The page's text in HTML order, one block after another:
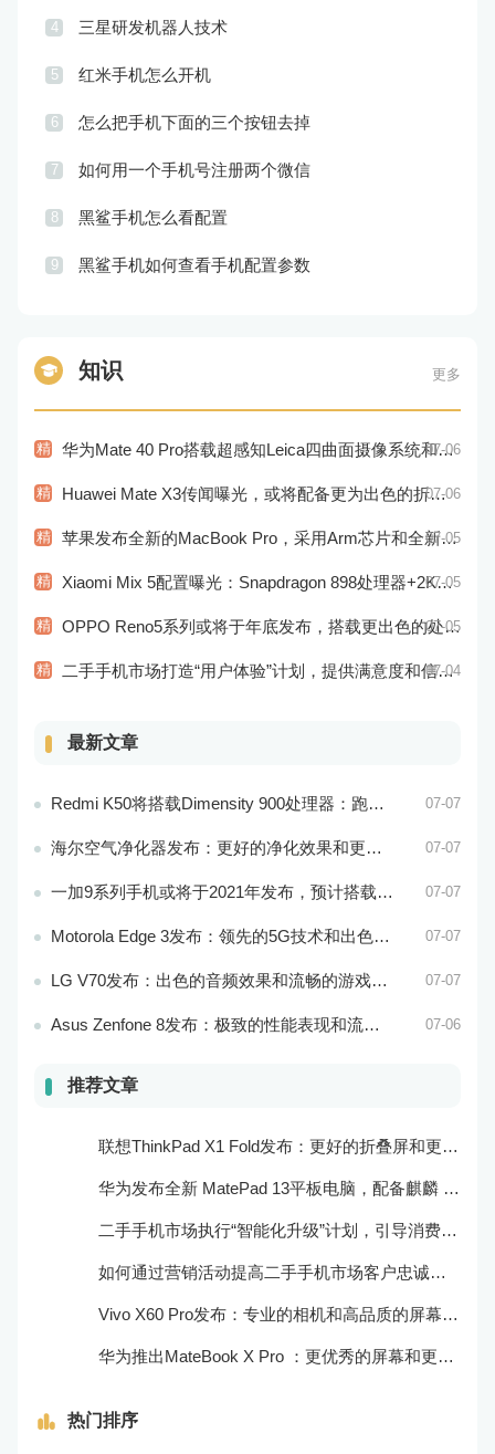
4 三星研发机器人技术
5 红米手机怎么开机
6 怎么把手机下面的三个按钮去掉
7 如何用一个手机号注册两个微信
8 黑鲨手机怎么看配置
9 黑鲨手机如何查看手机配置参数
知识 更多
精 华为Mate 40 Pro搭载超感知Leica四曲面摄像系统和麒麟9000E处理器07-06
精 Huawei Mate X3传闻曝光，或将配备更为出色的折叠屏幕和相机07-06
精 苹果发布全新的MacBook Pro，采用Arm芯片和全新的设计风格！07-05
精 Xiaomi Mix 5配置曝光：Snapdragon 898处理器+2K屏幕07-05
精 OPPO Reno5系列或将于年底发布，搭载更出色的处理器和相机系统07-05
精 二手手机市场打造“用户体验”计划，提供满意度和信任度的用户体验07-04
最新文章
Redmi K50将搭载Dimensity 900处理器：跑分过万 07-07
海尔空气净化器发布：更好的净化效果和更智能的控制系统 07-07
一加9系列手机或将于2021年发布，预计搭载更好的相机系统和处理器 07-07
Motorola Edge 3发布：领先的5G技术和出色的游戏性能 07-07
LG V70发布：出色的音频效果和流畅的游戏性能 07-07
Asus Zenfone 8发布：极致的性能表现和流畅的操作体验 07-06
推荐文章
联想ThinkPad X1 Fold发布：更好的折叠屏和更快速的处理器
华为发布全新 MatePad 13平板电脑，配备麒麟 970 处理器和全清屏幕
二手手机市场执行“智能化升级”计划，引导消费者迈向智能化生活
如何通过营销活动提高二手手机市场客户忠诚度？
Vivo X60 Pro发布：专业的相机和高品质的屏幕表现
华为推出MateBook X Pro ：更优秀的屏幕和更好的音频效果
热门排序